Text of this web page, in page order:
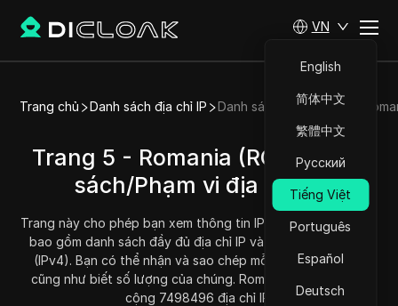
VN
English
简体中文
繁體中文
Русский
Tiếng Việt
Português
Español
Deutsch
Trang chủ Danh sách địa chỉ IP Danh sách địa chỉ IP của
Trang 5 - Romania (RO) - Danh
sách/Phạm vi địa chỉ IP
Trang này cho phép bạn xem thông tin IP của Romania (RO),
bao gồm danh sách đầy đủ địa chỉ IP và phạm vi địa chỉ IP
(IPv4). Bạn có thể nhận và sao chép mỗi phạm vi địa chỉ,
cũng như biết số lượng của chúng. Romania hiện có tổng
cộng 7498496 địa chỉ IP.